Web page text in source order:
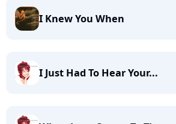
I Knew You When
I Just Had To Hear Your...